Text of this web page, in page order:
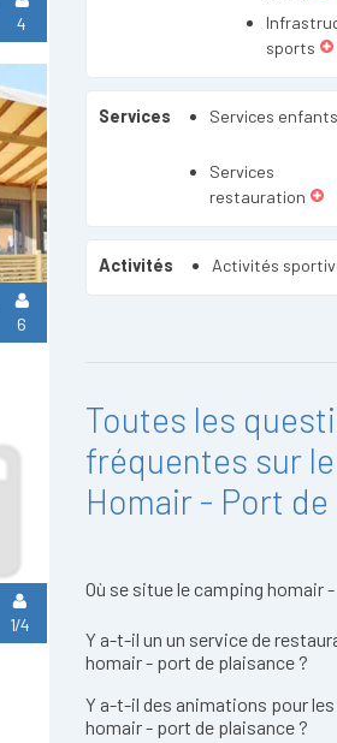
4
6
1/4
sports
Services Services enfants
Services
restauration
Activités Activités
Toutes les
fréquentes sur
Homair - Port de
Où se situe le camping homair
Y a-t-il un un service de
homair - port de plaisance ?
Y a-t-il des animations pour
homair - port de plaisance ?